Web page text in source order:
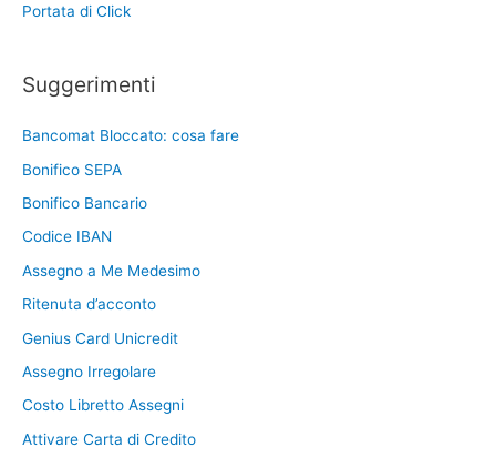
Portata di Click
Suggerimenti
Bancomat Bloccato: cosa fare
Bonifico SEPA
Bonifico Bancario
Codice IBAN
Assegno a Me Medesimo
Ritenuta d’acconto
Genius Card Unicredit
Assegno Irregolare
Costo Libretto Assegni
Attivare Carta di Credito